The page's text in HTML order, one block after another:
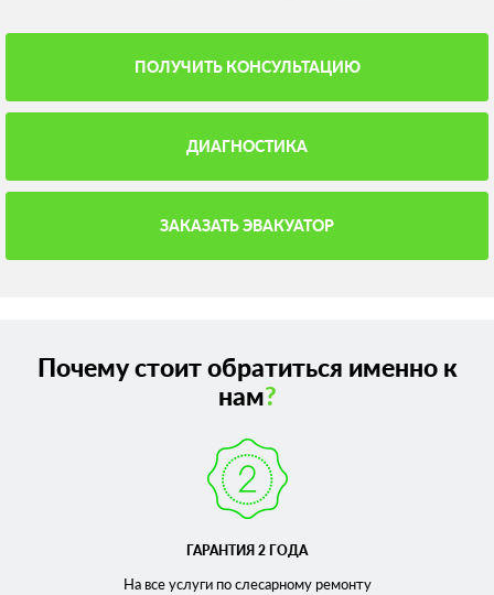
ПОЛУЧИТЬ КОНСУЛЬТАЦИЮ
ДИАГНОСТИКА
ЗАКАЗАТЬ ЭВАКУАТОР
Почему стоит обратиться именно к
нам?
ГАРАНТИЯ 2 ГОДА
На все услуги по слесарномуремонту